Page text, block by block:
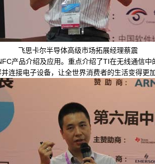
飞思卡尔半导体高级市场拓展经理蔡震
产品介绍及应用。重点介绍了TI在无线通信中
连接电子设备，让全世界消费者的生活变得更加